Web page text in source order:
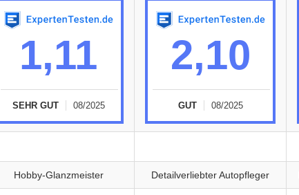
1,11
SEHR GUT 08/2025
2,10
GUT 08/2025
Hobby-Glanzmeister Detailverliebter Autopfleger